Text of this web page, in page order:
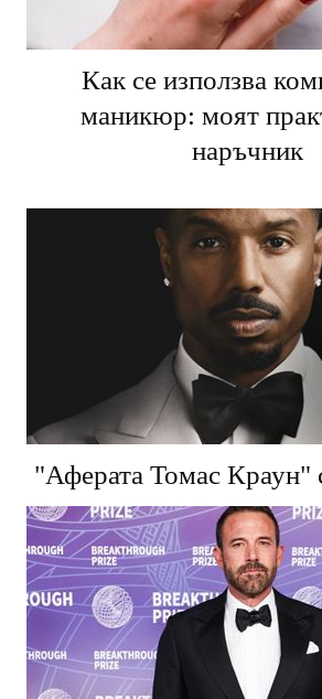
Как се използва
маникюр: моят
наръчник
"Аферата Томас Краун"